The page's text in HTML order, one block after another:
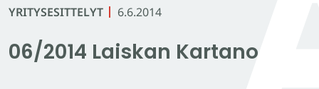
YRITYSESITTELYT 6.6.2014
06/2014 Laiskan Kartano